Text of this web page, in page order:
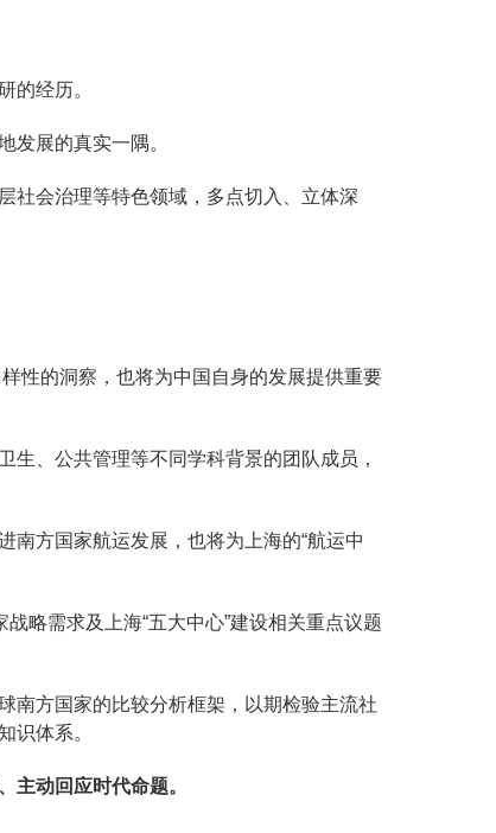
的经历。
发展的真实一隅。
社会治理等特色领域，多点切入、立体深
性的洞察，也将为中国自身的发展提供重要
、公共管理等不同学科背景的团队成员，
南方国家航运发展，也将为上海的“航运中
略需求及上海“五大中心”建设相关重点议题
南方国家的比较分析框架，以期检验主流社
识体系。
主动回应时代命题。